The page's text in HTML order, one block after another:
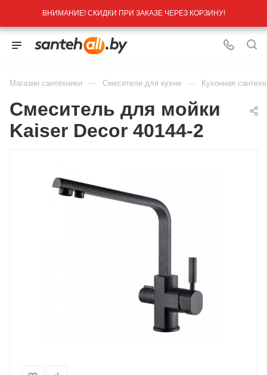
ВНИМАНИЕ! СКИДКИ ПРИ ЗАКАЗЕ ЧЕРЕЗ КОРЗИНУ!
Магазин сантехники — Смесители для кухни — Кухонная
Cмеситель для мойки
Kaiser Decor 40144-2